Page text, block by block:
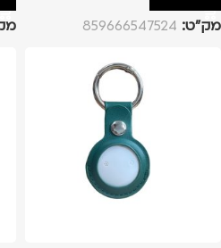
מק”ט: 859666547524